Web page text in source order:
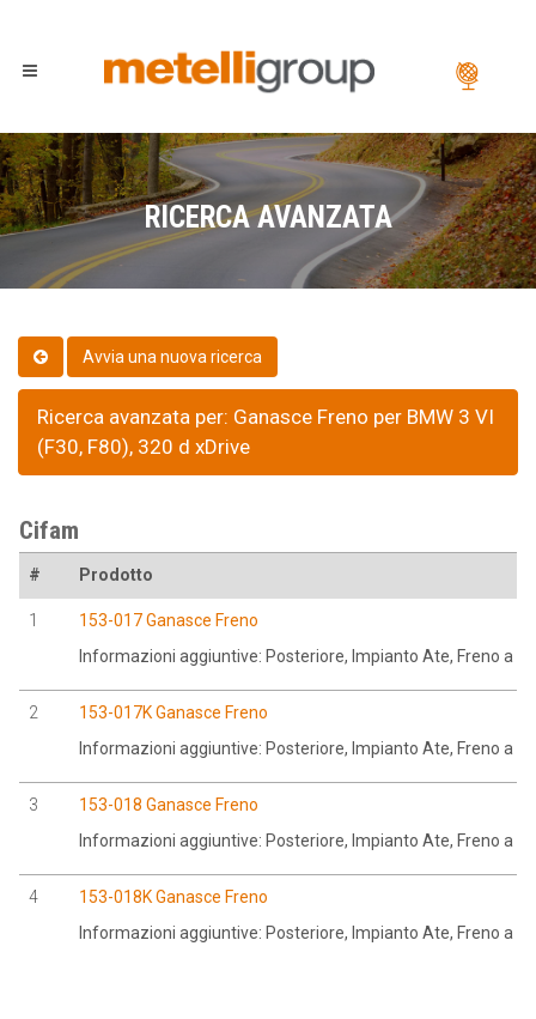
RICERCA AVANZATA
Ricerca avanzata per: Ganasce Freno per BMW 3 VI
(F30, F80), 320 d xDrive
Cifam
# Prodotto
1
153-017 Ganasce Freno
Informazioni aggiuntive: Posteriore, Impianto Ate, Freno a
2
153-017K Ganasce Freno
Informazioni aggiuntive: Posteriore, Impianto Ate, Freno a
3
153-018 Ganasce Freno
Informazioni aggiuntive: Posteriore, Impianto Ate, Freno a
4
153-018K Ganasce Freno
Informazioni aggiuntive: Posteriore, Impianto Ate, Freno a